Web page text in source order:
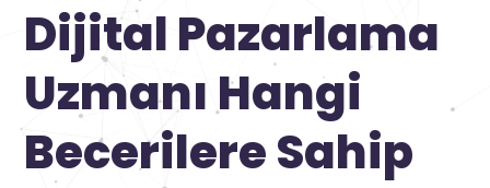
Dijital Pazarlama
Uzmanı Hangi
Becerilere Sahip